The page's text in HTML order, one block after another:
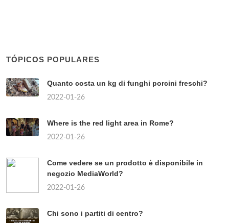
TÓPICOS POPULARES
Quanto costa un kg di funghi porcini freschi?
2022-01-26
Where is the red light area in Rome?
2022-01-26
Come vedere se un prodotto è disponibile in
negozio MediaWorld?
2022-01-26
Chi sono i partiti di centro?